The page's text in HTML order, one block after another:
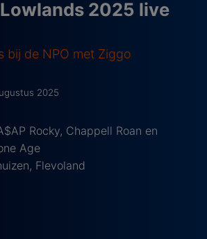
2025 live
bij de NPO met Ziggo
2025
Rocky, Chappell Roan en
Age
Flevoland